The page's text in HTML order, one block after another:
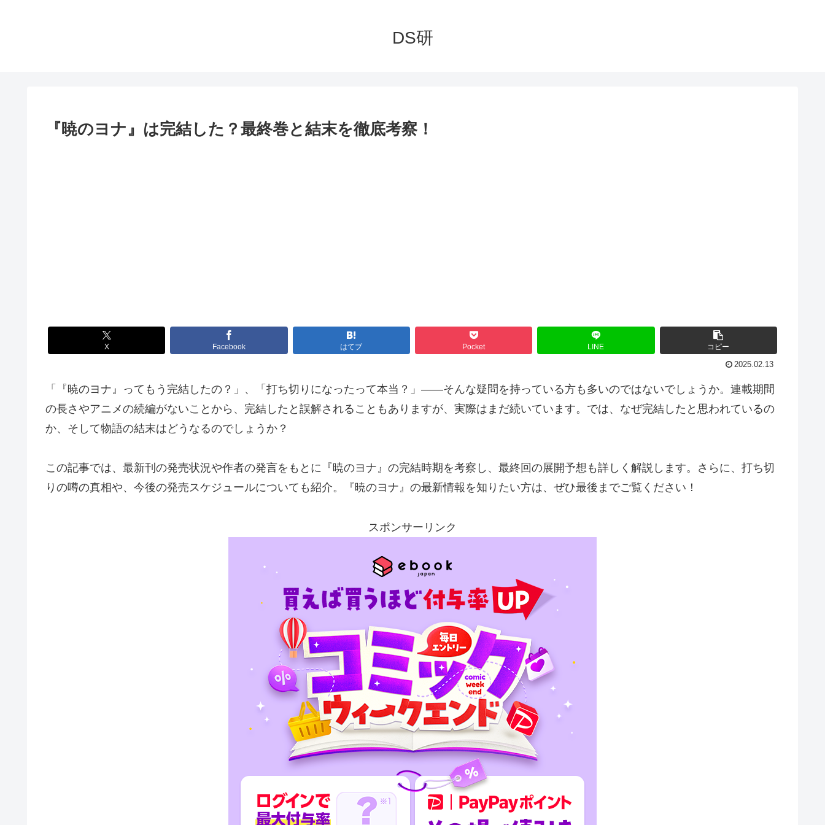
DS研
『暁のヨナ』は完結した？最終巻と結末を徹底考察！
X Facebook はてブ Pocket LINE コピー
2025.02.13
「『暁のヨナ』ってもう完結したの？」、「打ち切りになったって本当？」――そんな疑問を持っている方も多いのではないでしょうか。連載期間
の長さやアニメの続編がないことから、完結したと誤解されることもありますが、実際はまだ続いています。では、なぜ完結したと思われているの
か、そして物語の結末はどうなるのでしょうか？
この記事では、最新刊の発売状況や作者の発言をもとに『暁のヨナ』の完結時期を考察し、最終回の展開予想も詳しく解説します。さらに、打ち切
りの噂の真相や、今後の発売スケジュールについても紹介。『暁のヨナ』の最新情報を知りたい方は、ぜひ最後までご覧ください！
スポンサーリンク